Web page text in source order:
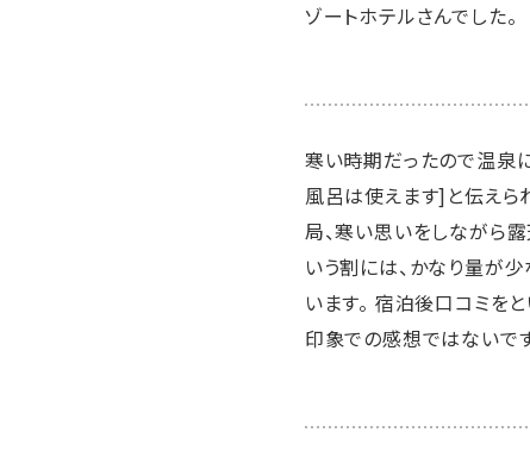
ゾートホテルさんでした。
寒い時期だったので温泉
風呂は使えます]と伝えら
局、寒い思いをしながら
いう割には、かなり量が
います。 宿泊後口コミを
印象での感想ではないで